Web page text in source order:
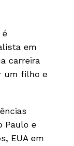
é
em
carreira
um filho e
Paulo e
EUA em